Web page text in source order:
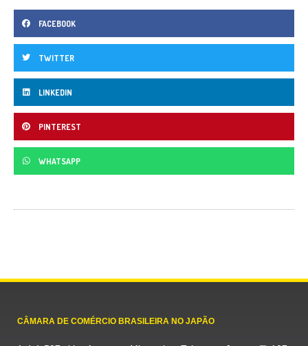
FACEBOOK
TWITTER
LINKEDIN
PINTEREST
WHATSAPP
CÂMARA DE COMÉRCIO BRASILEIRA NO JAPÃO